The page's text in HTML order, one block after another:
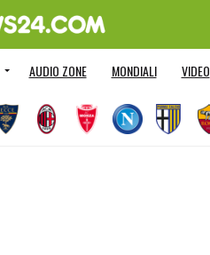
AUDIO ZONE MONDIALI VIDEO